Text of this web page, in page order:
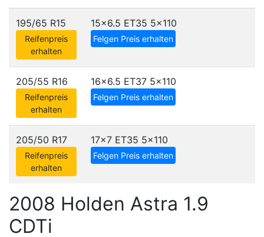
195/65 R15
Reifenpreis
erhalten
15x6.5 ET35 5x110
Felgen Preis erhalten
205/55 R16
Reifenpreis
erhalten
16x6.5 ET37 5x110
Felgen Preis erhalten
205/50 R17
Reifenpreis
erhalten
17x7 ET35 5x110
Felgen Preis erhalten
2008 Holden Astra 1.9
CDTi